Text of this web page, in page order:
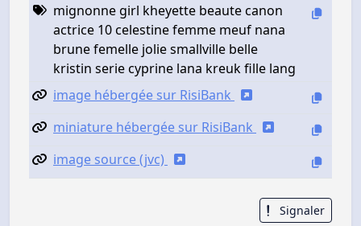
mignonne girl kheyette beaute canon
actrice 10 celestine femme meuf nana
brune femelle jolie smallville belle
kristin serie cyprine lana kreuk fille lang
image hébergée sur RisiBank
miniature hébergée sur RisiBank
image source (jvc)
Signaler